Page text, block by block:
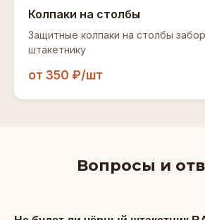
Колпаки на столбы
Защитные колпаки на столбы
штакетнику
от 350 ₽/шт
Вопросы и